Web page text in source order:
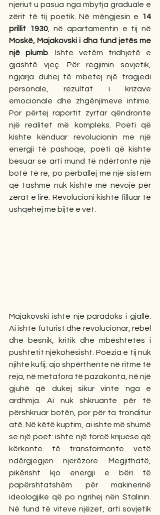
njeriut u pasua nga mbytja graduale e
zërit të tij poetik. Në mëngjesin e
14
prillit 1930
Moskë, Majakovski i dha fund jetës me
një plumb . Ishte vetëm tridhjetë e
gjashtë vjeç. Për regjimin sovjetik,
ngjarja duhej të mbetej një tragjedi
personale, rezultat i krizave
emocionale dhe zhgënjimeve intime.
Por përtej raportit zyrtar qëndronte
një realitet më kompleks. Poeti që
kishte kënduar revolucionin me një
energji të pashoqe, poeti që kishte
besuar se arti mund të ndërtonte një
botë të re, po përballej me një sistem
që tashmë nuk kishte më nevojë për
zërat e lirë. Revolucioni kishte filluar të
ushqehej me bijtë e vet.
Majakovski ishte një paradoks i gjallë.
Ai ishte futurist dhe revolucionar, rebel
dhe besnik, kritik dhe mbështetës i
pushtetit njëkohësisht. Poezia e tij nuk
njihte kufij; ajo shpërthente në ritme të
reja, në metafora të pazakonta, në një
gjuhë që dukej sikur vinte nga e
ardhmja. Ai nuk shkruante për të
përshkruar botën, por për ta tronditur
atë. Në këtë kuptim, ai ishte më shumë
se një poet: ishte një forcë krijuese që
kërkonte të transformonte vetë
ndërgjegjen njerëzore. Megjithatë,
pikërisht kjo energji e bëri të
papërshtatshëm për makinerinë
ideologjike që po ngrihej nën Stalinin.
Në fund të viteve njëzet, arti sovjetik